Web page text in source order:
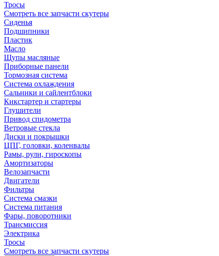
Тросы
Смотреть все запчасти скутеры
Сиденья
Подшипники
Пластик
Масло
Щупы масляные
Приборные панели
Тормозная система
Система охлаждения
Сальники и сайлентблоки
Кикстартер и стартеры
Глушители
Привод спидометра
Ветровые стекла
Диски и покрышки
ЦПГ, головки, коленвалы
Рамы, рули, гироскопы
Амортизаторы
Велозапчасти
Двигатели
Фильтры
Система смазки
Система питания
Фары, поворотники
Трансмиссия
Электрика
Тросы
Смотреть все запчасти скутеры